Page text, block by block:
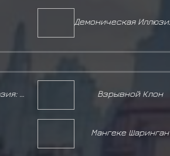
Взрывной Клон
Мангеке Шаринган